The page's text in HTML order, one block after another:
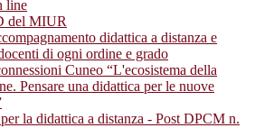
line
del MIUR
didattica a distanza e
di ogni ordine e grado
Cuneo “L'ecosistema della
Pensare una didattica per le nuove
la didattica a distanza - Post DPCM n.